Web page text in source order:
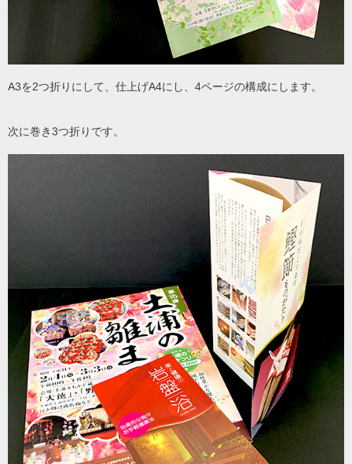
A3を2つ折りにして、仕上げA4にし、4ページの構成にします。
次に巻き3つ折りです。